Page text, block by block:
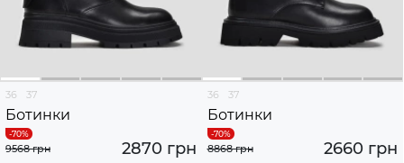
36 37
Ботинки
2870 грн
9568 грн
36 37
Ботинки
2660 грн
8868 грн